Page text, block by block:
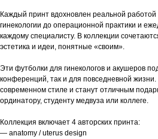
Каждый принт вдохновлен реальной работой
гинекологии до операционной практики и
каждому специалисту. В коллекции
эстетика и идеи, понятные «своим».
Эти футболки для гинекологов и акушеров
конференций, так и для повседневной
современном стиле и станут отличным
ординатору, студенту медвуза или коллеге.
Коллекция включает 4 авторских принта:
— anatomy / uterus design